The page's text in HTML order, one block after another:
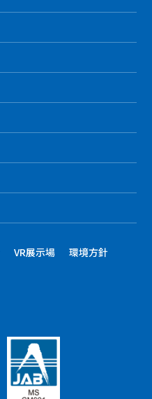
VR展示場 環境方針